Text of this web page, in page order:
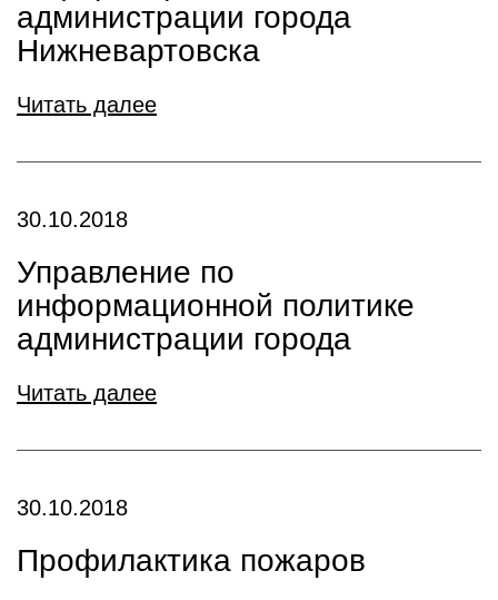
администрации города
Нижневартовска
Читать далее
30.10.2018
Управление по
информационной политике
администрации города
Читать далее
30.10.2018
Профилактика пожаров